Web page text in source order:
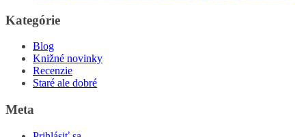
Kategórie
Blog
Knižné novinky
Recenzie
Staré ale dobré
Meta